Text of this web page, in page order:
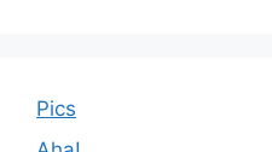
Pics